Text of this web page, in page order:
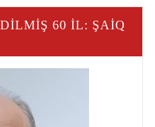
60 IL: ŞAIQ